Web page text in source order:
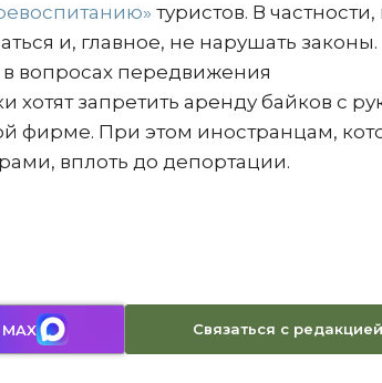
туристов. В частности,
и, главное, не нарушать законы.
вопросах передвижения
запретить аренду байков с
фирме. При этом иностранцам,
вплоть до депортации.
Связаться с редакцией